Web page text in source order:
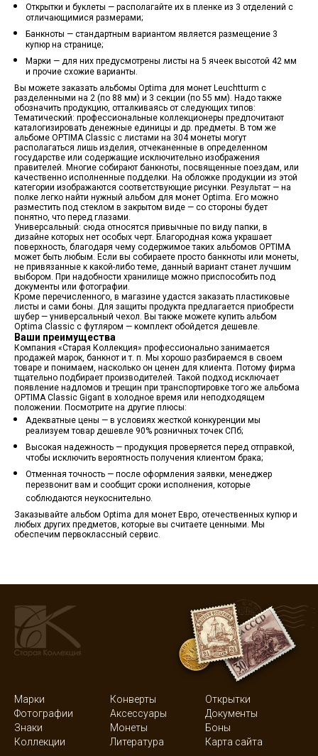
Открытки и буклеты — располагайте их в пленке из 3 отделений с
отличающимися размерами;
Банкноты — стандартным вариантом является размещение 3
купюр на странице;
Марки — для них предусмотрены листы на 5 ячеек высотой 42 мм
и прочие схожие варианты.
Вы можете заказать альбомы Optima для монет Leuchtturm с
разделенными на 2 (по 88 мм) и 3 секции (по 55 мм). Надо также
обозначить продукцию, отталкиваясь от следующих типов:
Тематический: профессиональные коллекционеры предпочитают
каталогизировать денежные единицы и др. предметы. В том же
альбоме OPTIMA Classic с листами на 304 монеты могут
располагаться лишь изделия, отчеканенные в определенном
государстве или содержащие исключительно изображения
правителей. Многие собирают банкноты, посвященные поездам, или
качественно исполненные подделки. На обложке продукции из этой
категории изображаются соответствующие рисунки. Результат — на
полке легко найти нужный альбом для монет Optima. Его можно
разместить под стеклом в закрытом виде — со стороны будет
понятно, что перед глазами.
Универсальный: сюда относятся привычные по виду папки, в
дизайне которых нет особых черт. Благородная кожа украшает
поверхность, благодаря чему содержимое таких альбомов OPTIMA
может быть любым. Если вы собираете просто банкноты или монеты,
не привязанные к какой-либо теме, данный вариант станет лучшим
выбором. При надобности хранилище можно приспособить под
документы или фотографии.
Кроме перечисленного, в магазине удастся заказать пластиковые
листы и сами боны. Для защиты продукта предлагается приобрести
шубер — универсальный чехол. Вы также можете купить альбом
Optima Classic с футляром — комплект обойдется дешевле.
Ваши преимущества
Компания «Старая Коллекция» профессионально занимается
продажей марок, банкнот и т. п. Мы хорошо разбираемся в своем
товаре и понимаем, насколько он ценен для клиента. Потому фирма
тщательно подбирает производителей. Такой подход исключает
появление надломов и трещин при транспортировке того же альбома
OPTIMA Classic Gigant в холодное время или неподходящем
положении. Посмотрите на другие плюсы:
Адекватные цены — в условиях жесткой конкуренции мы
реализуем товар дешевле 90% розничных точек СПб;
Высокая надежность — продукция проверяется перед отправкой,
чтобы исключить вероятность получения клиентом брака;
Отменная точность — после оформления заявки, менеджер
перезвонит вам и сообщит сроки исполнения, которые
соблюдаются неукоснительно.
Заказывайте альбом Optima для монет Евро, отечественных купюр и
любых других предметов, которые вы считаете ценными. Мы
обеспечим первоклассный сервис.
Марки Конверты
Открытки
Фотографии
Аксессуары
Документы
Знаки
Монеты
Боны
Коллекции
Литература Карта сайта